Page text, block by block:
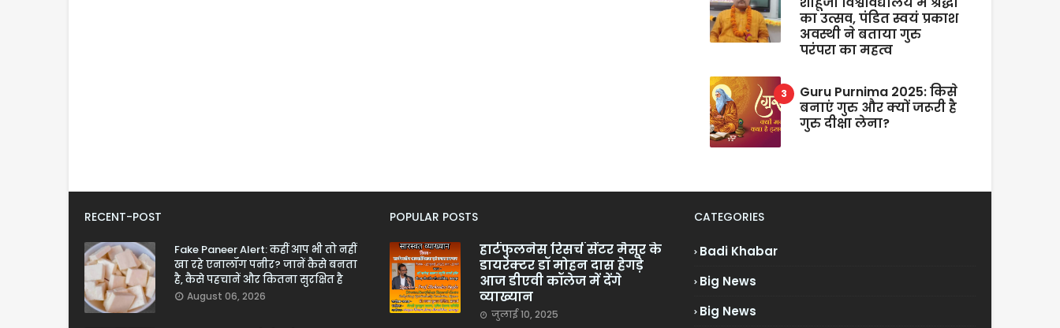
का उत्सव, पंडित स्वयं प्रकाश
अवस्थी ने बताया गुरु
परंपरा का महत्व
Guru Purnima 2025: किसे
बनाएं गुरु और क्यों जरूरी है
गुरु दीक्षा लेना?
RECENT-POST
Fake Paneer Alert: कहीं आप भी तो नहीं
खा रहे एनालॉग पनीर? जानें कैसे बनता
है, कैसे पहचानें और कितना सुरक्षित है
August 06, 2026
POPULAR POSTS
हार्टफुलनेस रिसर्च सेंटर मैसूर के
डायरेक्टर डॉ मोहन दास हेगड़े
आज डीएवी कॉलेज में देंगे
व्याख्यान
जुलाई 10, 2025
CATEGORIES
Badi Khabar
Big News
Big News